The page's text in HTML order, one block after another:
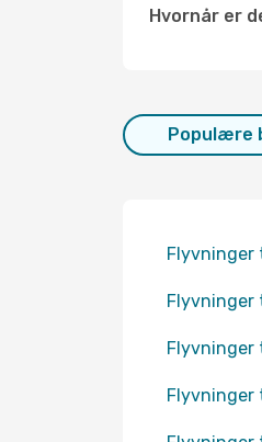
Hvornår er
Populære
Flyvninger
Flyvninger
Flyvninger
Flyvninger